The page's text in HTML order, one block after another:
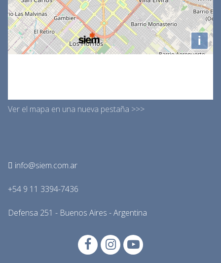
Ver el mapa en una nueva pestaña >>>
info@siem.com.ar
+54 9 11 3394-7436
Defensa 251 - Buenos Aires - Argentina